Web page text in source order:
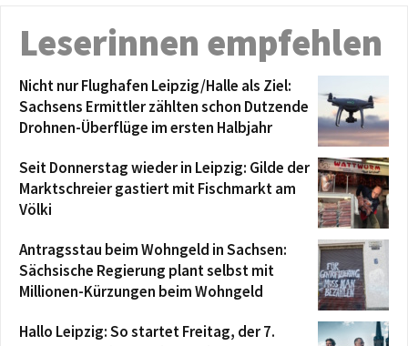
Leserinnen empfehlen
Nicht nur Flughafen Leipzig/Halle als Ziel:
Sachsens Ermittler zählten schon Dutzende
Drohnen-Überflüge im ersten Halbjahr
Seit Donnerstag wieder in Leipzig: Gilde der
Marktschreier gastiert mit Fischmarkt am
Völki
Antragsstau beim Wohngeld in Sachsen:
Sächsische Regierung plant selbst mit
Millionen-Kürzungen beim Wohngeld
Hallo Leipzig: So startet Freitag, der 7.